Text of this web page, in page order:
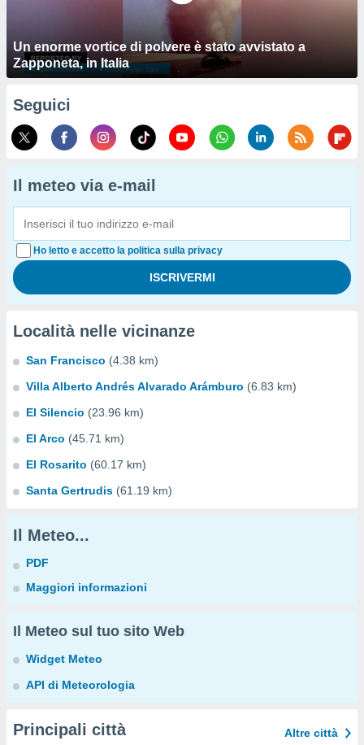
Un enorme vortice di polvere è stato avvistato a
Zapponeta, in Italia
Seguici
Il meteo via e-mail
Ho letto e accetto la politica sulla privacy
Località nelle vicinanze
San Francisco (4.38 km)
Villa Alberto Andrés Alvarado Arámburo (6.83 km)
El Silencio (23.96 km)
El Arco (45.71 km)
El Rosarito (60.17 km)
Santa Gertrudis (61.19 km)
Il Meteo...
PDF
Maggiori informazioni
Il Meteo sul tuo sito Web
Widget Meteo
API di Meteorologia
Principali città Altre città